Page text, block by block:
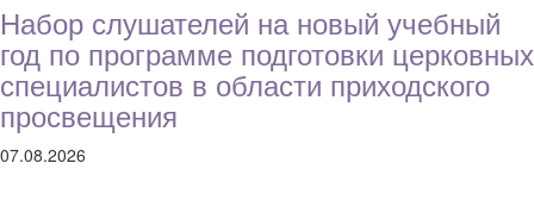
Набор слушателей на новый учебный
год по программе подготовки церковных
специалистов в области приходского
просвещения
07.08.2026